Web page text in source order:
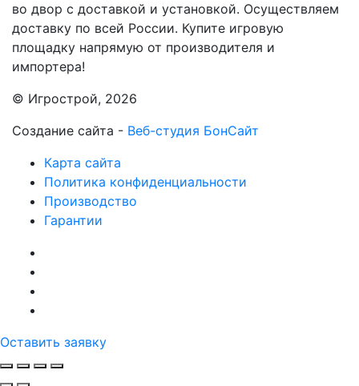
во двор с доставкой и установкой. Осуществляем
доставку по всей России. Купите игровую
площадку напрямую от производителя и
импортера!
© Игрострой, 2026
Создание сайта - Веб-студия БонСайт
Карта сайта
Политика конфиденциальности
Производство
Гарантии
Оставить заявку